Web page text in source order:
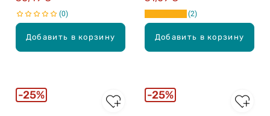
Добавить в корзину
0
Добавить в корзину
2
25% 25%